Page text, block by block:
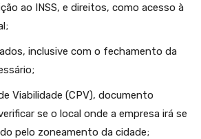
ao INSS, e direitos, como acesso à
inclusive com o fechamento da
Viabilidade (CPV), documento
se o local onde a empresa irá se
pelo zoneamento da cidade;